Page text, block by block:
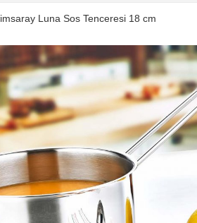
Luna Sos Tenceresi 18 cm